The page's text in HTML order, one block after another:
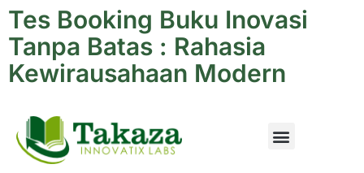
Tes Booking Buku Inovasi
Tanpa Batas : Rahasia
Kewirausahaan Modern